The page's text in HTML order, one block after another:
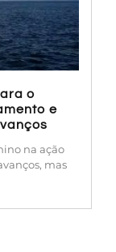
o
e
na ação
mas